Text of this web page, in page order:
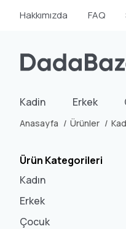
Hakkımızda FAQ
Kadin Erkek
Anasayfa Ürünler
Ürün Kategorileri
Kadın
Erkek
Çocuk